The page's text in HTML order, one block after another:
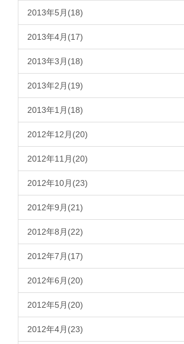
2013年5月(18)
2013年4月(17)
2013年3月(18)
2013年2月(19)
2013年1月(18)
2012年12月(20)
2012年11月(20)
2012年10月(23)
2012年9月(21)
2012年8月(22)
2012年7月(17)
2012年6月(20)
2012年5月(20)
2012年4月(23)